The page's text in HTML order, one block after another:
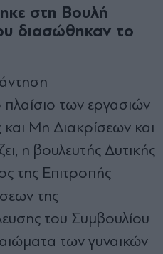
στη Βουλή
διασώθηκαν το
των εργασιών
και Μη Διακρίσεων και
η βουλευτής Δυτικής
της Επιτροπής
της
του Συμβουλίου
των γυναικών